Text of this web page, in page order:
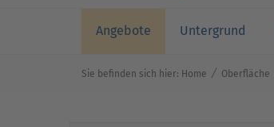
Angebote Untergrund
Sie befinden sich hier: Home ⁄ Oberfläche